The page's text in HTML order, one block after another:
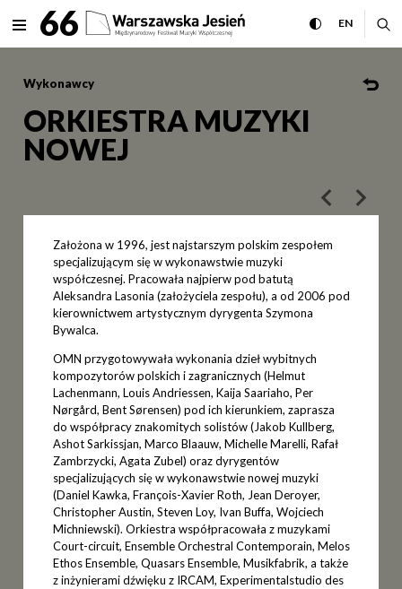
ORKIESTRA MUZYKI
rozwiń menu
MENU66 przełącz
ENCHANGE
Wykonawcy
ORKIESTRA MUZYKI
NOWEJ
poprzedni
Założona w 1996, jest najstarszym polskim zespołem
specjalizującym się w wykonawstwie muzyki
współczesnej. Pracowała najpierw pod batutą
Aleksandra Lasonia (założyciela zespołu), a od 2006 pod
kierownictwem artystycznym dyrygenta Szymona
Bywalca.
OMN przygotowywała wykonania dzieł wybitnych
kompozytorów polskich i zagranicznych (Helmut
Lachenmann, Louis Andriessen, Kaija Saariaho, Per
Nørgård, Bent Sørensen) pod ich kierunkiem, zaprasza
do współpracy znakomitych solistów (Jakob Kullberg,
Ashot Sarkissjan, Marco Blaauw, Michelle Marelli, Rafał
Zambrzycki, Agata Zubel) oraz dyrygentów
specjalizujących się w wykonawstwie nowej muzyki
(Daniel Kawka, François-Xavier Roth, Jean Deroyer,
Christopher Austin, Steven Loy, Ivan Buffa, Wojciech
Michniewski). Orkiestra współpracowała z muzykami
Court-circuit, Ensemble Orchestral Contemporain, Melos
Ethos Ensemble, Quasars Ensemble, Musikfabrik, a także
z inżynierami dźwięku z IRCAM, Experimentalstudio des